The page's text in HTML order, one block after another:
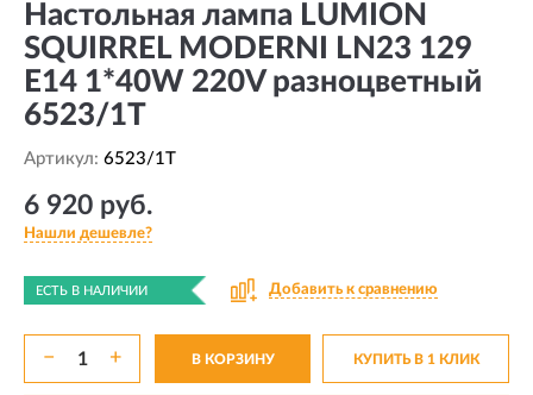
Настольная лампа LUMION
SQUIRREL MODERNI LN23 129
E14 1*40W 220V разноцветный
6523/1T
Артикул: 6523/1T
6 920 руб.
Нашли дешевле?
ЕСТЬ В НАЛИЧИИ Добавить к сравнению
− + В КОРЗИНУ КУПИТЬ В 1 КЛИК